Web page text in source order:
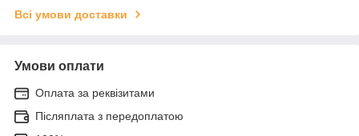
Всі умови доставки
Умови оплати
Оплата за реквізитами
Післяплата з передоплатою